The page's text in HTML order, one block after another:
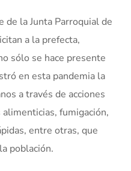
de la Junta Parroquial de
a la prefecta,
sólo se hace presente
en esta pandemia la
a través de acciones
fumigación,
entre otras, que
población.